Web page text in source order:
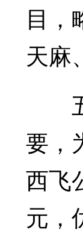
目，
天麻
五
要，
西飞
元，